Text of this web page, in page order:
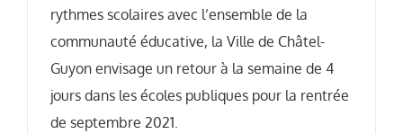
rythmes scolaires avec l’ensemble de la
communauté éducative, la Ville de Châtel-
Guyon envisage un retour à la semaine de 4
jours dans les écoles publiques pour la rentrée
de septembre 2021.